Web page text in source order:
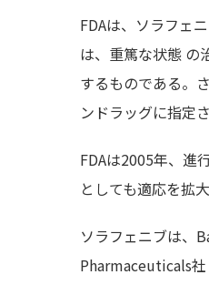
FDAは、ソラフェ
は、重篤な状態 の
するものである。
ンドラッグに指定さ
FDAは2005年、進
としても適応を拡
ソラフェニブは、
Pharmaceuticals社